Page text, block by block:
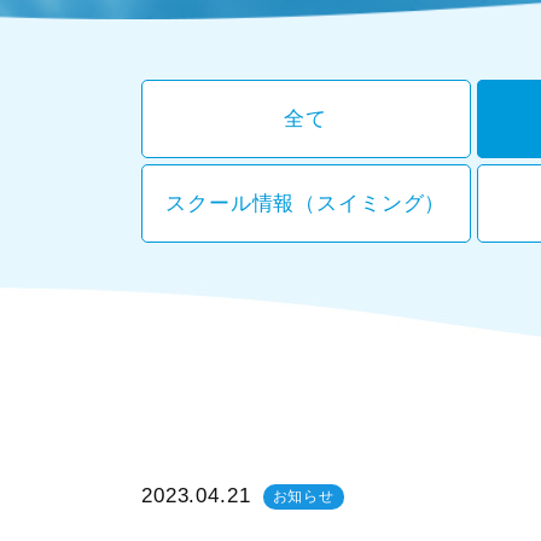
全て
スクール情報（スイミング）
2023.04.21 お知らせ